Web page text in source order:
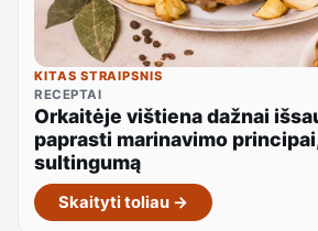
KITAS STRAIPSNIS
RECEPTAI
Orkaitėje vištiena dažnai
paprasti marinavimo
sultingumą
Skaityti toliau →